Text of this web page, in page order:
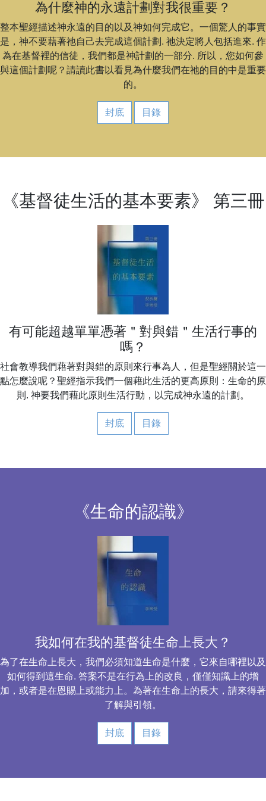
為什麼神的永遠計劃對我很重要？
整本聖經描述神永遠的目的以及神如何完成它。一個驚人的事實
是，神不要藉著祂自己去完成這個計劃. 祂決定將人包括進來. 作
為在基督裡的信徒，我們都是神計劃的一部分. 所以，您如何參
與這個計劃呢？請讀此書以看見為什麼我們在祂的目的中是重要
的。
封底 目錄
《基督徒生活的基本要素》 第三冊
有可能超越單單憑著＂對與錯＂生活行事的
嗎？
社會教導我們藉著對與錯的原則來行事為人，但是聖經關於這一
點怎麼說呢？聖經指示我們一個藉此生活的更高原則：生命的原
則. 神要我們藉此原則生活行動，以完成神永遠的計劃。
封底 目錄
《生命的認識》
我如何在我的基督徒生命上長大？
為了在生命上長大，我們必須知道生命是什麼，它來自哪裡以及
如何得到這生命. 答案不是在行為上的改良，僅僅知識上的增
加，或者是在恩賜上或能力上。為著在生命上的長大，請來得著
了解與引領。
封底 目錄